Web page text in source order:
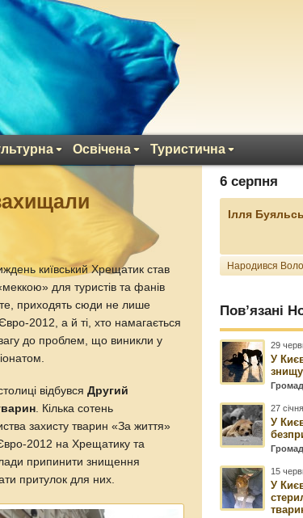
Освічена Туристична
київський Хрещатик став
для туристів та фанів
приходять сюди не лише
2012, а й ті, хто намагається
до проблем, що виникли у
відбувсяДругий
. Кілька сотень
захисту тварин «За життя»
2012 на Хрещатику та
припинити знищення
притулок для них.
6 серпня
Ілля
Народився
Пов’язані
29
У
27
У
15
У